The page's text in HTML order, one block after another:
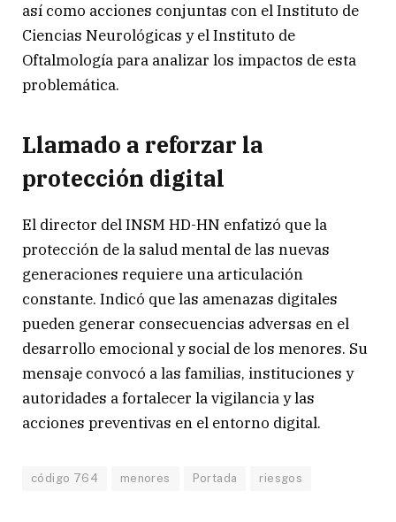
así como acciones conjuntas con el Instituto de
Ciencias Neurológicas y el Instituto de
Oftalmología para analizar los impactos de esta
problemática.
Llamado a reforzar la
protección digital
El director del INSM HD-HN enfatizó que la
protección de la salud mental de las nuevas
generaciones requiere una articulación
constante. Indicó que las amenazas digitales
pueden generar consecuencias adversas en el
desarrollo emocional y social de los menores. Su
mensaje convocó a las familias, instituciones y
autoridades a fortalecer la vigilancia y las
acciones preventivas en el entorno digital.
código 764 menores Portada riesgos